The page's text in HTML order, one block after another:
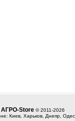
АГРО-Store © 2011-2026
Киев, Харьков, Днепр,